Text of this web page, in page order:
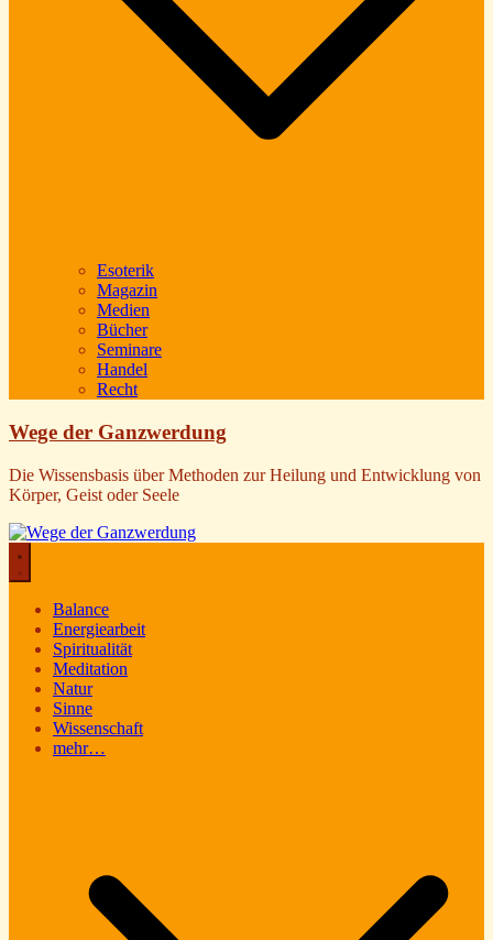
Esoterik
Magazin
Medien
Bücher
Seminare
Handel
Recht
Wege der Ganzwerdung
Die Wissensbasis über Methoden zur Heilung und Entwicklung von
Körper, Geist oder Seele
Balance
Energiearbeit
Spiritualität
Meditation
Natur
Sinne
Wissenschaft
mehr…